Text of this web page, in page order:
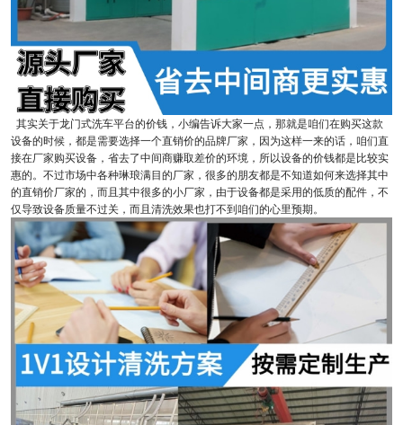
其实关于龙门式洗车平台的价钱，小编告诉大家一点，那就是咱们在购买这款
设备的时候，都是需要选择一个直销价的品牌厂家，因为这样一来的话，咱们直
接在厂家购买设备，省去了中间商赚取差价的环境，所以设备的价钱都是比较实
惠的。不过市场中各种琳琅满目的厂家，很多的朋友都是不知道如何来选择其中
的直销价厂家的，而且其中很多的小厂家，由于设备都是采用的低质的配件，不
仅导致设备质量不过关，而且清洗效果也打不到咱们的心里预期。